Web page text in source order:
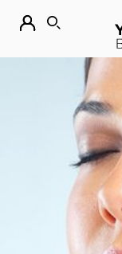
DESCUBRE
BUSCAR